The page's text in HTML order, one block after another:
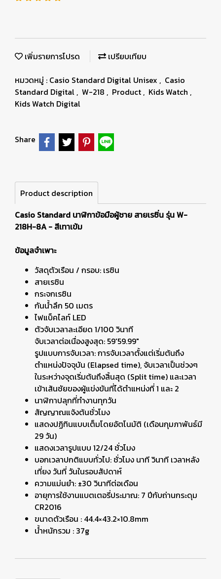
เพิ่มรายการโปรด
เปรียบเทียบ
หมวดหมู่ : Casio Standard Digital Unisex , Casio
Standard Digital , W-218 , Product , Kids Watch ,
Kids Watch Digital
Share
Product description
Casio Standard นาฬิกาข้อมือผู้ชาย สายเรซิ่น รุ่น W-
218H-8A - สีเทาเข้ม
ข้อมูลจำเพาะ
วัสดุตัวเรือน / กรอบ: เรซิน
สายเรซิน
กระจกเรซิน
กันน้ำลึก 50 เมตร
ไฟแบ็คไลท์ LED
ตัวจับเวลาละเอียด 1/100 วินาที
จับเวลาต่อเนื่องสูงสุด: 59'59.99"
รูปแบบการจับเวลา: การจับเวลาตั้งแต่เริ่มต้นถึง
ตำแหน่งปัจจุบัน (Elapsed time), จับเวลาเป็นช่วงๆ
ในระหว่างจุดเริ่มต้นถึงสิ้นสุด (Split time) และเวลา
เข้าเส้นชัยของผู้แข่งขันที่ได้ตำแหน่งที่ 1 และ 2
นาฬิกาปลุกที่ทำงานทุกวัน
สัญญาณแจ้งต้นชั่วโมง
แสดงปฏิทินแบบเต็มโดยอัตโนมัติ (เดือนกุมภาพันธ์มี
29 วัน)
แสดงเวลารูปแบบ 12/24 ชั่วโมง
บอกเวลาปกติแบบทั่วไป: ชั่วโมง นาที วินาที เวลาหลัง
เที่ยง วันที่ วันในรอบสัปดาห์
ความแม่นยำ: ±30 วินาทีต่อเดือน
อายุการใช้งานแบตเตอรี่ประมาณ: 7 ปีกับถ่านกระดุม
CR2016
ขนาดตัวเรือน : 44.4×43.2×10.8mm
น้ำหนักรวม : 37g